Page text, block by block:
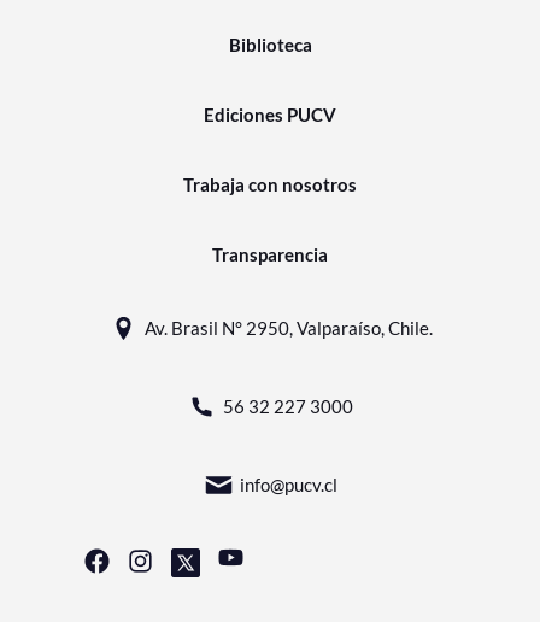
Biblioteca
Ediciones PUCV
Trabaja con nosotros
Transparencia
Av. Brasil N° 2950, Valparaíso, Chile.
56 32 227 3000
info@pucv.cl